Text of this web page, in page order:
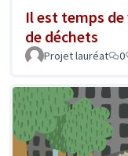
Il est temps
de déchets
Projet lauréat 0